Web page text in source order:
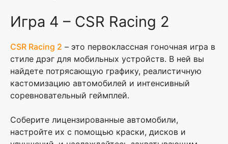
Игра 4 – CSR Racing 2
CSR Racing 2 – это первоклассная гоночная игра в
стиле дрэг для мобильных устройств. В ней вы
найдете потрясающую графику, реалистичную
кастомизацию автомобилей и интенсивный
соревновательный геймплей.
Соберите лицензированные автомобили,
настройте их с помощью краски, дисков и